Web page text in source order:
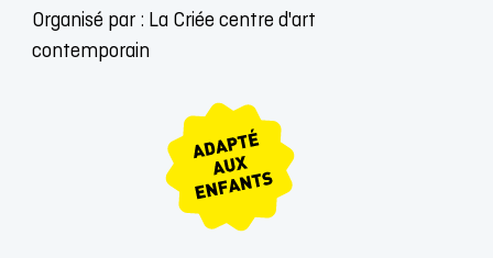
Organisé par : La Criée centre d'art
contemporain